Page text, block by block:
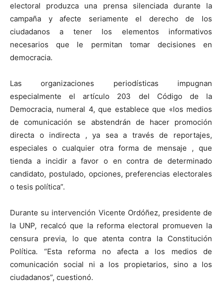
electoral produzca una prensa silenciada durante la
campaña y afecte seriamente el derecho de los
ciudadanos a tener los elementos informativos
necesarios que le permitan tomar decisiones en
democracia.
Las organizaciones periodísticas impugnan
especialmente el artículo 203 del Código de la
Democracia, numeral 4, que establece que «los medios
de comunicación se abstendrán de hacer promoción
directa o indirecta , ya sea a través de reportajes,
especiales o cualquier otra forma de mensaje , que
tienda a incidir a favor o en contra de determinado
candidato, postulado, opciones, preferencias electorales
o tesis política”.
Durante su intervención Vicente Ordóñez, presidente de
la UNP, recalcó que la reforma electoral promueven la
censura previa, lo que atenta contra la Constitución
Política. “Esta reforma no afecta a los medios de
comunicación social ni a los propietarios, sino a los
ciudadanos”, cuestionó.